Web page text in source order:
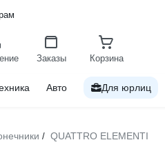
Заказы Корзина
Авто Для юрлиц
/ QUATTRO ELEMENTI